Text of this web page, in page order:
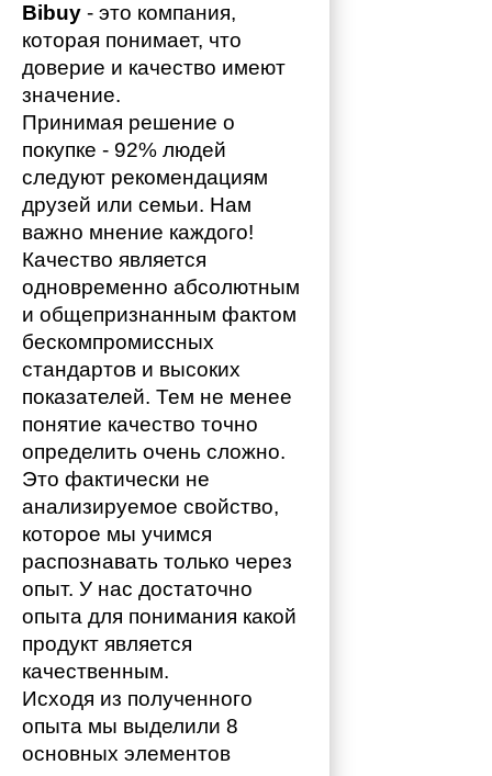
Bibuy - это компания,
которая понимает, что
доверие и качество имеют
значение.
Принимая решение о
покупке - 92% людей
следуют рекомендациям
друзей или семьи. Нам
важно мнение каждого!
Качество является
одновременно абсолютным
и общепризнанным фактом
бескомпромиссных
стандартов и высоких
показателей. Тем не менее
понятие качество точно
определить очень сложно.
Это фактически не
анализируемое свойство,
которое мы учимся
распознавать только через
опыт. У нас достаточно
опыта для понимания какой
продукт является
качественным.
Исходя из полученного
опыта мы выделили 8
основных элементов